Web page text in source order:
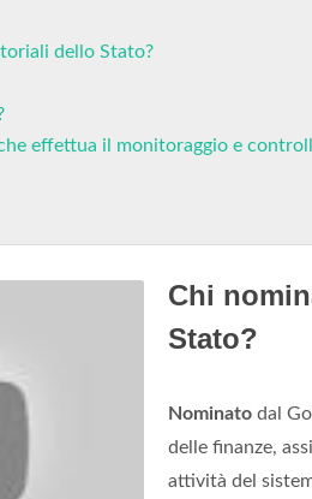
dello Stato?
effettua il monitoraggio e
Chi
Stato?
Nominato dal
delle finanze,
attività del